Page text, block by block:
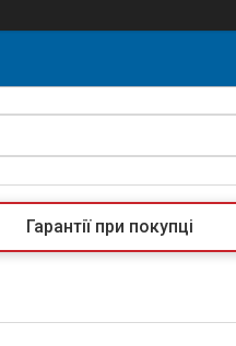
Гарантії при покупці